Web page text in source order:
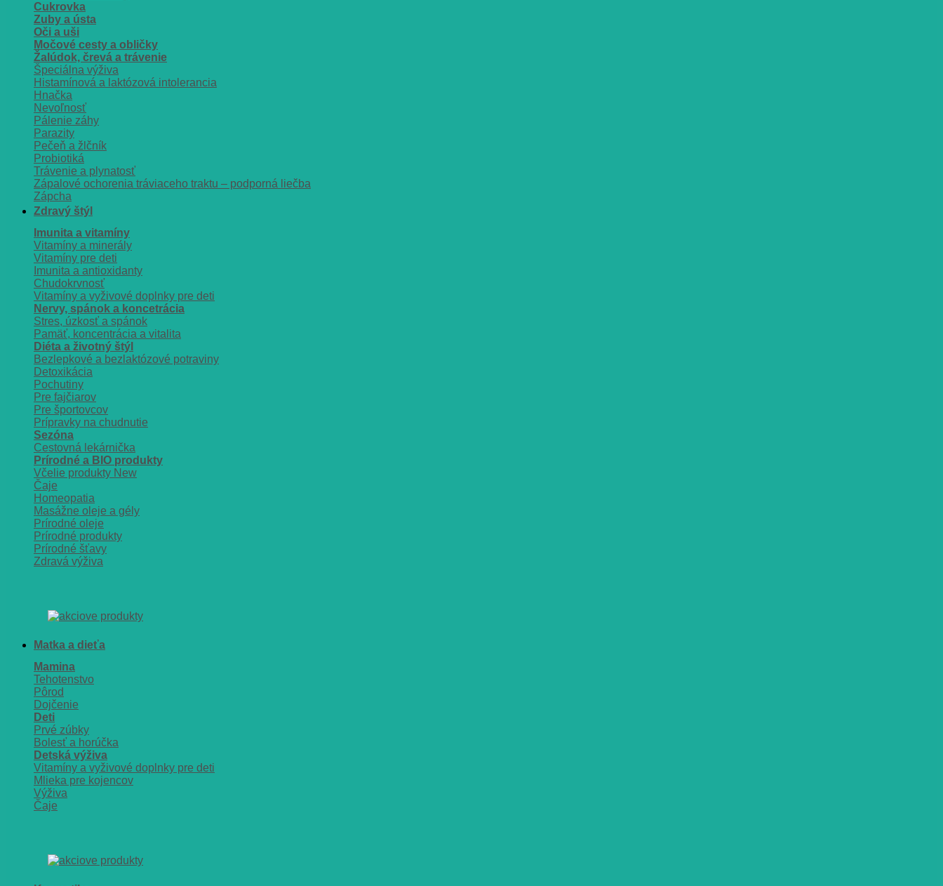
Cukrovka
Zuby a ústa
Oči a uši
Močové cesty a obličky
Žalúdok, črevá a trávenie
Špeciálna výživa
Histamínová a laktózová intolerancia
Hnačka
Nevoľnosť
Pálenie záhy
Parazity
Pečeň a žlčník
Probiotiká
Trávenie a plynatosť
Zápalové ochorenia tráviaceho traktu – podporná liečba
Zápcha
Zdravý štýl
Imunita a vitamíny
Vitamíny a minerály
Vitamíny pre deti
Imunita a antioxidanty
Chudokrvnosť
Vitamíny a vyživové doplnky pre deti
Nervy, spánok a koncetrácia
Stres, úzkosť a spánok
Pamäť, koncentrácia a vitalita
Diéta a životný štýl
Bezlepkové a bezlaktózové potraviny
Detoxikácia
Pochutiny
Pre fajčiarov
Pre športovcov
Prípravky na chudnutie
Sezóna
Cestovná lekárnička
Prírodné a BIO produkty
Včelie produkty
Čaje
Homeopatia
Masážne oleje a gély
Prírodné oleje
Prírodné produkty
Prírodné šťavy
Zdravá výživa
Matka a dieťa
Mamina
Tehotenstvo
Pôrod
Dojčenie
Deti
Prvé zúbky
Bolesť a horúčka
Detská výživa
Vitamíny a vyživové doplnky pre deti
Mlieka pre kojencov
Výživa
Čaje